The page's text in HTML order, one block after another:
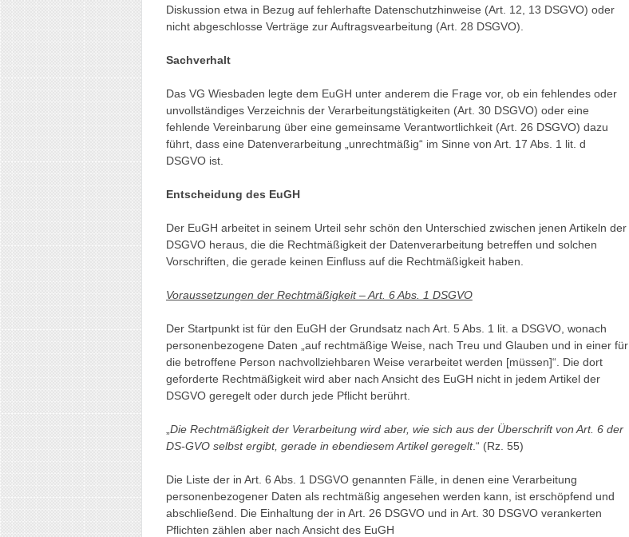
Diskussion etwa in Bezug auf fehlerhafte Datenschutzhinweise (Art. 12, 13 DSGVO) oder
nicht abgeschlosse Verträge zur Auftragsvearbeitung (Art. 28 DSGVO).
Sachverhalt
Das VG Wiesbaden legte dem EuGH unter anderem die Frage vor, ob ein fehlendes oder
unvollständiges Verzeichnis der Verarbeitungstätigkeiten (Art. 30 DSGVO) oder eine
fehlende Vereinbarung über eine gemeinsame Verantwortlichkeit (Art. 26 DSGVO) dazu
führt, dass eine Datenverarbeitung „unrechtmäßig“ im Sinne von Art. 17 Abs. 1 lit. d
DSGVO ist.
Entscheidung des EuGH
Der EuGH arbeitet in seinem Urteil sehr schön den Unterschied zwischen jenen Artikeln der
DSGVO heraus, die die Rechtmäßigkeit der Datenverarbeitung betreffen und solchen
Vorschriften, die gerade keinen Einfluss auf die Rechtmäßigkeit haben.
Voraussetzungen der Rechtmäßigkeit – Art. 6 Abs. 1 DSGVO
Der Startpunkt ist für den EuGH der Grundsatz nach Art. 5 Abs. 1 lit. a DSGVO, wonach
personenbezogene Daten „auf rechtmäßige Weise, nach Treu und Glauben und in einer für
die betroffene Person nachvollziehbaren Weise verarbeitet werden [müssen]“. Die dort
geforderte Rechtmäßigkeit wird aber nach Ansicht des EuGH nicht in jedem Artikel der
DSGVO geregelt oder durch jede Pflicht berührt.
Die Rechtmäßigkeit der Verarbeitung wird aber, wie sich aus der Überschrift von Art. 6 der
DS-GVO selbst ergibt, gerade in ebendiesem Artikel geregelt.“ (Rz. 55)
Die Liste der in Art. 6 Abs. 1 DSGVO genannten Fälle, in denen eine Verarbeitung
personenbezogener Daten als rechtmäßig angesehen werden kann, ist erschöpfend und
abschließend. Die Einhaltung der in Art. 26 DSGVO und in Art. 30 DSGVO verankerten
Pflichten zählen aber nach Ansicht des EuGH